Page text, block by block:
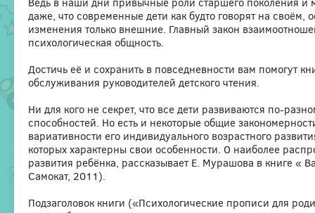
даже, что современные дети как будто говорят на
изменения только внешние. Главный закон
психологическая общность.
Достичь её и сохранить в повседневности вам помогут
обслуживания руководителей детского чтения.
Ни для кого не секрет, что все дети развиваются по-
способностей. Но есть и некоторые общие
вариативности его индивидуального возрастного
которых характерны свои особенности. О наиболее
развития ребёнка, рассказывает Е. Мурашова в книге «
Самокат, 2011).
Подзаголовок книги («Психологические прописи для